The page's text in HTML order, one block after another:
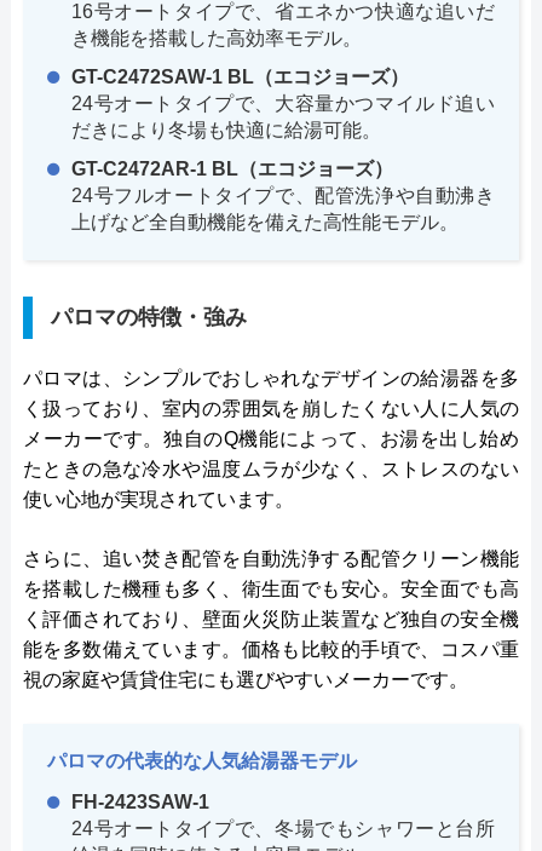
16号オートタイプで、省エネかつ快適な追いだ
き機能を搭載した高効率モデル。
GT-C2472SAW-1 BL（エコジョーズ）
24号オートタイプで、大容量かつマイルド追い
だきにより冬場も快適に給湯可能。
GT-C2472AR-1 BL（エコジョーズ）
24号フルオートタイプで、配管洗浄や自動沸き
上げなど全自動機能を備えた高性能モデル。
パロマの特徴・強み
パロマは、シンプルでおしゃれなデザインの給湯器を多
く扱っており、室内の雰囲気を崩したくない人に人気の
メーカーです。独自のQ機能によって、お湯を出し始め
たときの急な冷水や温度ムラが少なく、ストレスのない
使い心地が実現されています。
さらに、追い焚き配管を自動洗浄する配管クリーン機能
を搭載した機種も多く、衛生面でも安心。安全面でも高
く評価されており、壁面火災防止装置など独自の安全機
能を多数備えています。価格も比較的手頃で、コスパ重
視の家庭や賃貸住宅にも選びやすいメーカーです。
パロマの代表的な人気給湯器モデル
FH-2423SAW-1
24号オートタイプで、冬場でもシャワーと台所